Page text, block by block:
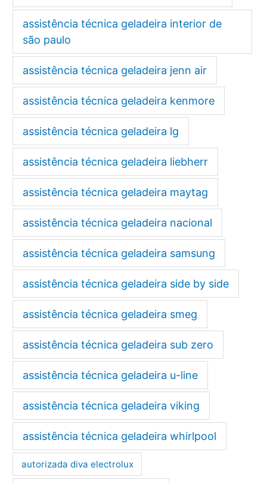
assistência técnica geladeira interior de
são paulo
assistência técnica geladeira jenn air
assistência técnica geladeira kenmore
assistência técnica geladeira lg
assistência técnica geladeira liebherr
assistência técnica geladeira maytag
assistência técnica geladeira nacional
assistência técnica geladeira samsung
assistência técnica geladeira side by side
assistência técnica geladeira smeg
assistência técnica geladeira sub zero
assistência técnica geladeira u-line
assistência técnica geladeira viking
assistência técnica geladeira whirlpool
autorizada diva electrolux